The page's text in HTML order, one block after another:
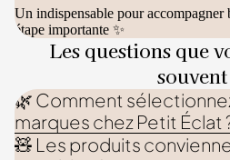
Un indispensable pour accompagner
étape importante ✨
Les questions que
souvent
🌿 Comment
marques chez Petit Éclat
🧸 Les produits